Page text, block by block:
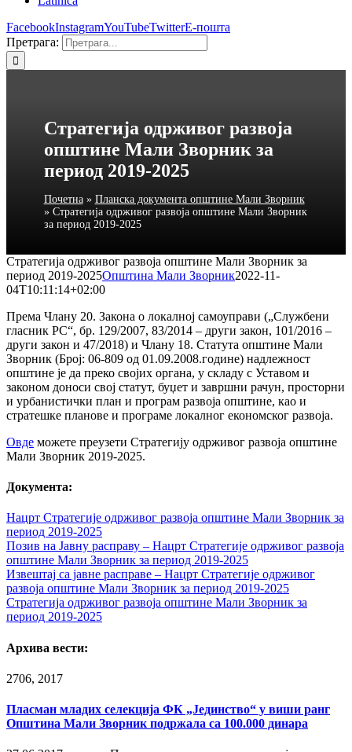
FacebookInstagramYouTubeTwitterЕ-пошта
Претрага:
Стратегија одрживог развоја
општине Мали Зворник за
период 2019-2025
Почетна» Планска документа општине Мали Зворник
» Стратегија одрживог развоја општине Мали Зворник
за период 2019-2025
Стратегија одрживог развоја општине Мали Зворник за
период 2019-2025Општина Мали Зворник2022-11-
04T10:11:14+02:00
Према Члану 20. Закона о локалној самоуправи („Службени
гласник РС“, бр. 129/2007, 83/2014 – други закон, 101/2016 –
други закон и 47/2018) и Члану 18. Статута општине Мали
Зворник (Број: 06-809 од 01.09.2008.године) надлежност
општине је да преко својих органа, у складу с Уставом и
законом доноси свој статут, буџет и завршни рачун, просторни
и урбанистички план и програм развоја општине, као и
стратешке планове и програме локалног економског развоја.
Овде можете преузети Стратегију одрживог развоја општине
Мали Зворник 2019-2025.
Документа:
Нацрт Стратегије одрживог развоја општине Мали Зворник за
период 2019-2025
Позив на Јавну расправу – Нацрт Стратегије одрживог развоја
општине Мали Зворник за период 2019-2025
Извештај са јавне расправе – Нацрт Стратегије одрживог
развоја општине Мали Зворник за период 2019-2025
Стратегија одрживог развоја општине Мали Зворник за
период 2019-2025
Архива вести:
2706, 2017
Пласман младих селекција ФК „Јединство“ у виши ранг
Општина Мали Зворник подржала са 100.000 динара